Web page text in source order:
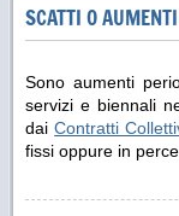
SCATTI O
Sono aumenti
servizi e biennali
daiContratti
fissi oppure in